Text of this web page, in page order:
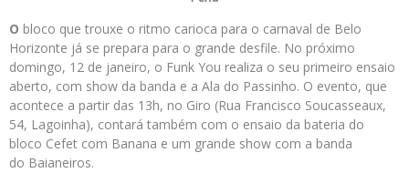
O bloco que trouxe o ritmo carioca para o carnaval de Belo
Horizonte já se prepara para o grande desfile. No próximo
domingo, 12 de janeiro, o Funk You realiza o seu primeiro ensaio
aberto, com show da banda e a Ala do Passinho. O evento, que
acontece a partir das 13h, no Giro (Rua Francisco Soucasseaux,
54, Lagoinha), contará também com o ensaio da bateria do
bloco Cefet com Banana e um grande show com a banda
do Baianeiros.